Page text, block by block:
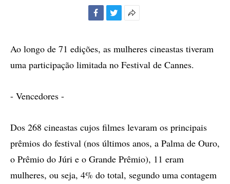
compartilhamento
Ao longo de 71 edições, as mulheres cineastas tiveram
uma participação limitada no Festival de Cannes.
- Vencedores -
Dos 268 cineastas cujos filmes levaram os principais
prêmios do festival (nos últimos anos, a Palma de Ouro,
o Prêmio do Júri e o Grande Prêmio), 11 eram
mulheres, ou seja, 4% do total, segundo uma contagem